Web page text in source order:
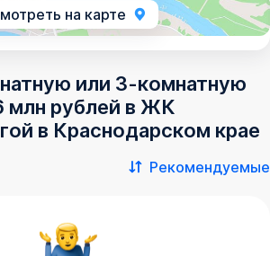
на карте
или 3-комнатную
млн рублей в ЖК
в Краснодарском крае
Рекомендуемые